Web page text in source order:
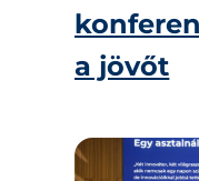
a jövőt